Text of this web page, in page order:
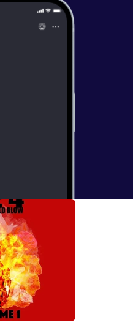
Banks!
BABY
My Bag ft